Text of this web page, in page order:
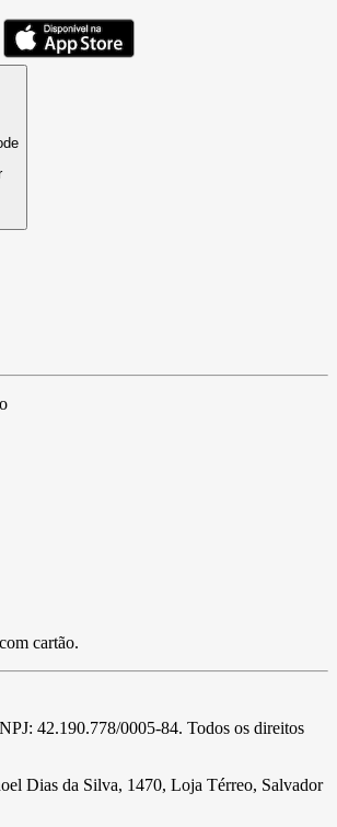
cartão.
42.190.778/0005-84. Todos os direitos
Dias da Silva, 1470, Loja Térreo, Salvador